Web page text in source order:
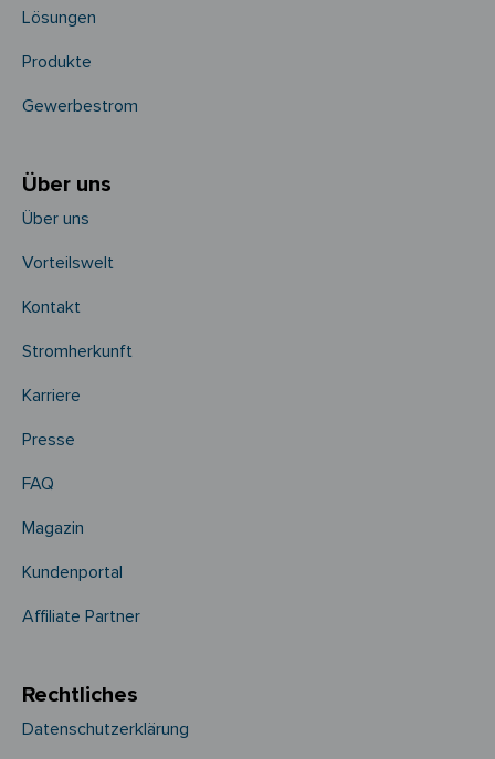
Lösungen
Produkte
Gewerbestrom
Über uns
Über uns
Vorteilswelt
Kontakt
Stromherkunft
Karriere
Presse
FAQ
Magazin
Kundenportal
Affiliate Partner
Rechtliches
Datenschutzerklärung